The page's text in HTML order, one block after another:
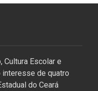
Cultura Escolar e
interesse de quatro
do Ceará